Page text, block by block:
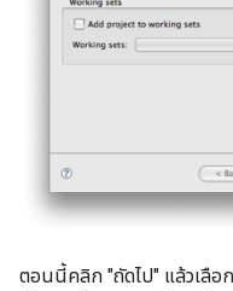
ตอนนี้คลิก "ถัดไป" แล้วเลื